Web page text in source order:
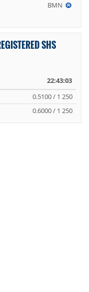
BMN
SHS
22:43:03
0.5100 / 1 250
0.6000 / 1 250